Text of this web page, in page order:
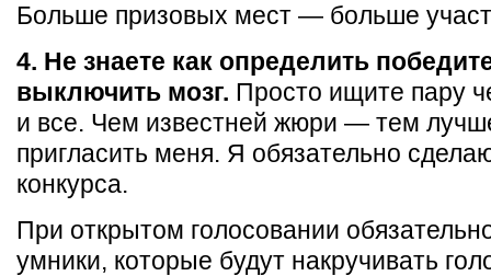
Больше призовых мест — больше
4. Не знаете как определить
выключить мозг. Просто ищите пару
и все. Чем известней жюри — тем
пригласить меня. Я обязательно
конкурса.
При открытом голосовании
умники, которые будут накручивать